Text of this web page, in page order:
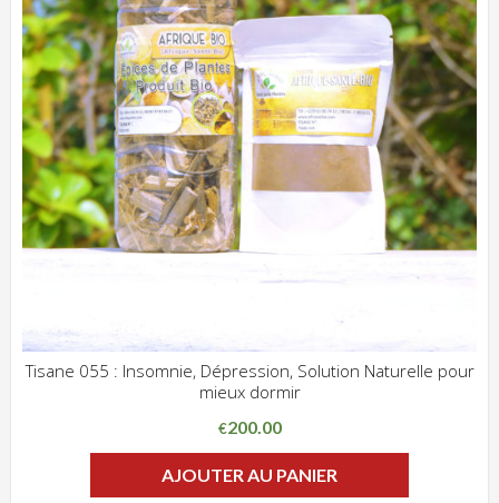
Tisane 055 : Insomnie, Dépression, Solution Naturelle pour
mieux dormir
€200.00
AJOUTER AU PANIER